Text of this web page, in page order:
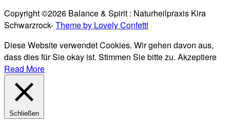
Copyright ©2026 Balance & Spirit : Naturheilpraxis Kira
Schwarzrock-Theme by Lovely Confetti
Diese Website verwendet Cookies. Wir gehen davon aus,
dass dies für Sie okay ist. Stimmen Sie bitte zu. Akzeptiere
Read More
Schließen